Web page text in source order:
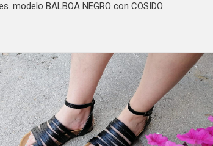
modelo BALBOA NEGRO con COSIDO